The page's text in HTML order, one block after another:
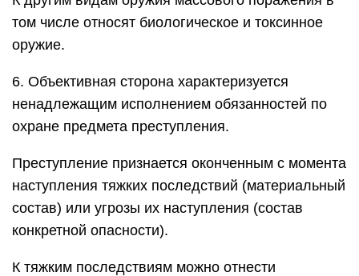
том числе относят биологическое и токсинное
оружие.
6. Объективная сторона характеризуется
ненадлежащим исполнением обязанностей по
охране предмета преступления.
Преступление признается оконченным с момента
наступления тяжких последствий (материальный
состав) или угрозы их наступления (состав
конкретной опасности).
К тяжким последствиям можно отнести